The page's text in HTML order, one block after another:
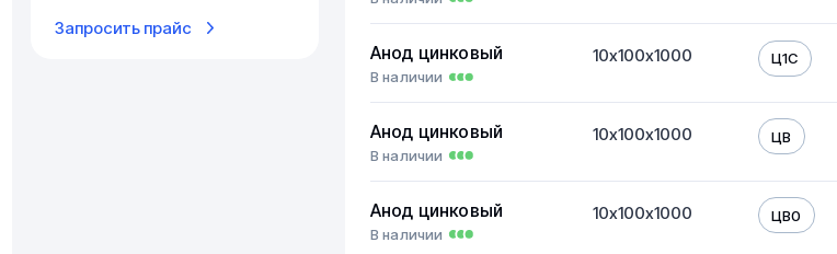
Запросить прайс
Анод цинковый
В наличии
10х100х1000 Ц1С
Анод цинковый
В наличии
10х100х1000 ЦВ
Анод цинковый
В наличии
10х100х1000 ЦВ0